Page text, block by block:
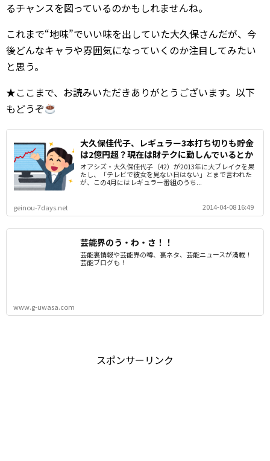
るチャンスを図っているのかもしれませんね。
これまで“地味”でいい味を出していた大久保さんだが、今
後どんなキャラや雰囲気になっていくのか注目してみたい
と思う。
★ここまで、お読みいただきありがとうございます。以下
もどうぞ
大久保佳代子、レギュラー3本打ち切りも貯金
は2億円超？現在は財テクに勤しんでいるとか
オアシズ・大久保佳代子（42）が2013年に大ブレイクを果
たし、「テレビで彼女を見ない日はない」とまで言われた
が、この4月にはレギュラー番組のうち...
geinou-7days.net 2014-04-08 16:49
芸能界のう・わ・さ！！
芸能裏情報や芸能界の噂、裏ネタ、芸能ニュースが満載！
芸能ブログも！
www.g-uwasa.com
スポンサーリンク